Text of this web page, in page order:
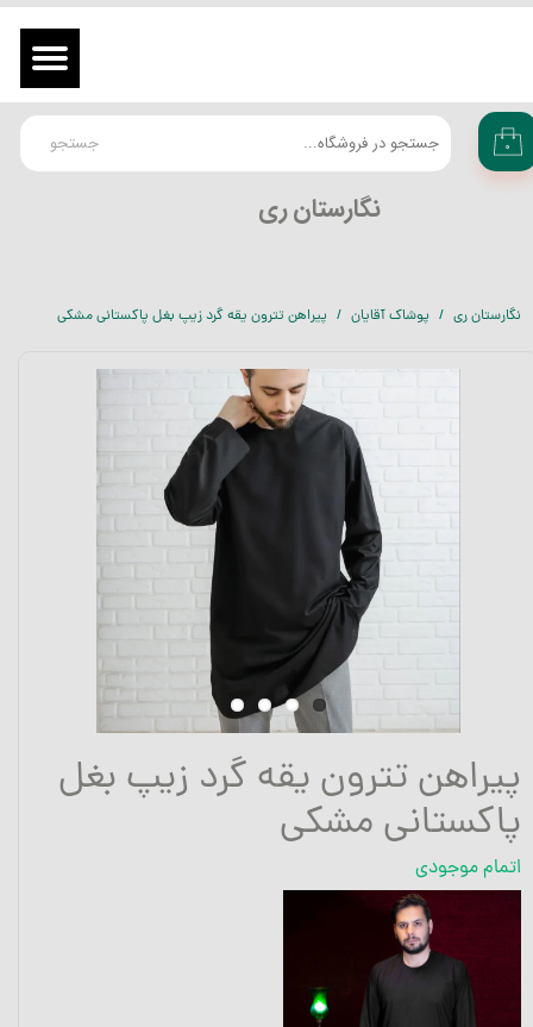
​نگارستان ری
جستجو ۰
تغییر گذر واژه
سفارشات
خروج از حساب کاربری
نگارستان ری پوشاک آقایان پیراهن تترون یقه گرد زیپ بغل پاکستانی مشکی
پیراهن تترون یقه گرد زیپ بغل
پاکستانی مشکی
اتمام موجودی